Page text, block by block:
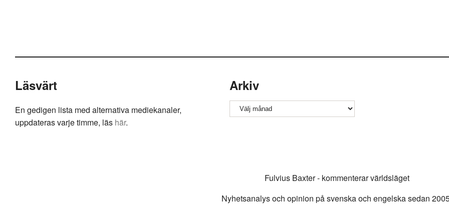
Läsvärt
En gedigen lista med alternativa mediekanaler,
uppdateras varje timme, läs här.
Arkiv
Arkiv
Fulvius Baxter - kommenterar världsläget
Nyhetsanalys och opinion på svenska och engelska sedan